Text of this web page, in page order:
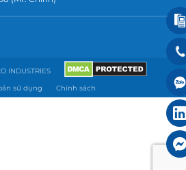
INDUSTRIES
sử dụng
Chính sách